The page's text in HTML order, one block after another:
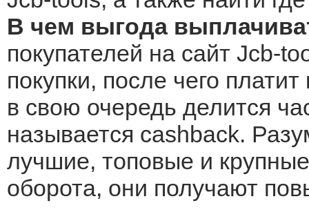
В чем выгода
покупателей на сайт Jcb-
покупки, после чего
в свою очередь делится
называется cashback.
лучшие, топовые и
оборота, они получают